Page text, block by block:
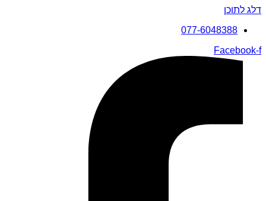
דלג לתוכן
077-6048388
Facebook-f